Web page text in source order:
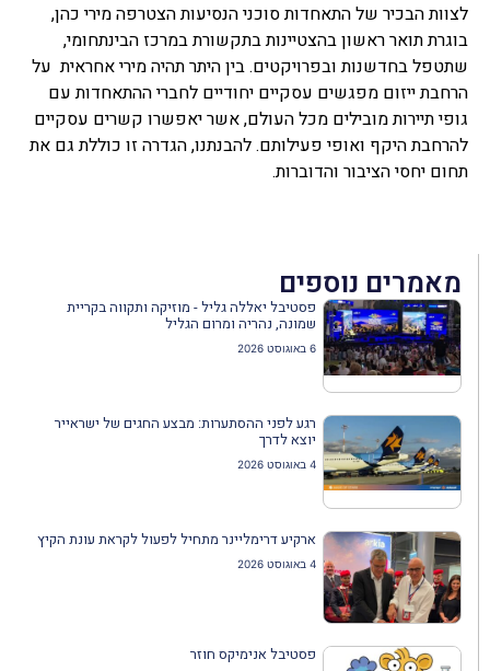
לצוות הבכיר של התאחדות סוכני הנסיעות הצטרפה מירי כהן,
בוגרת תואר ראשון בהצטיינות בתקשורת במרכז הבינתחומי,
שתטפל בחדשנות ובפרויקטים. בין היתר תהיה מירי אחראית על
הרחבת ייזום מפגשים עסקיים יחודיים לחברי ההתאחדות עם
גופי תיירות מובילים מכל העולם, אשר יאפשרו קשרים עסקיים
להרחבת היקף ואופי פעילותם. להבנתנו, הגדרה זו כוללת גם את
תחום יחסי הציבור והדוברות.
מאמרים נוספים
פסטיבל יאללה גליל - מוזיקה ותקווה בקריית
שמונה, נהריה ומרום הגליל
6 באוגוסט 2026
רגע לפני ההסתערות: מבצע החגים של ישראייר
יוצא לדרך
4 באוגוסט 2026
ארקיע דרימליינר מתחיל לפעול לקראת עונת הקיץ
4 באוגוסט 2026
פסטיבל אנימיקס חוזר